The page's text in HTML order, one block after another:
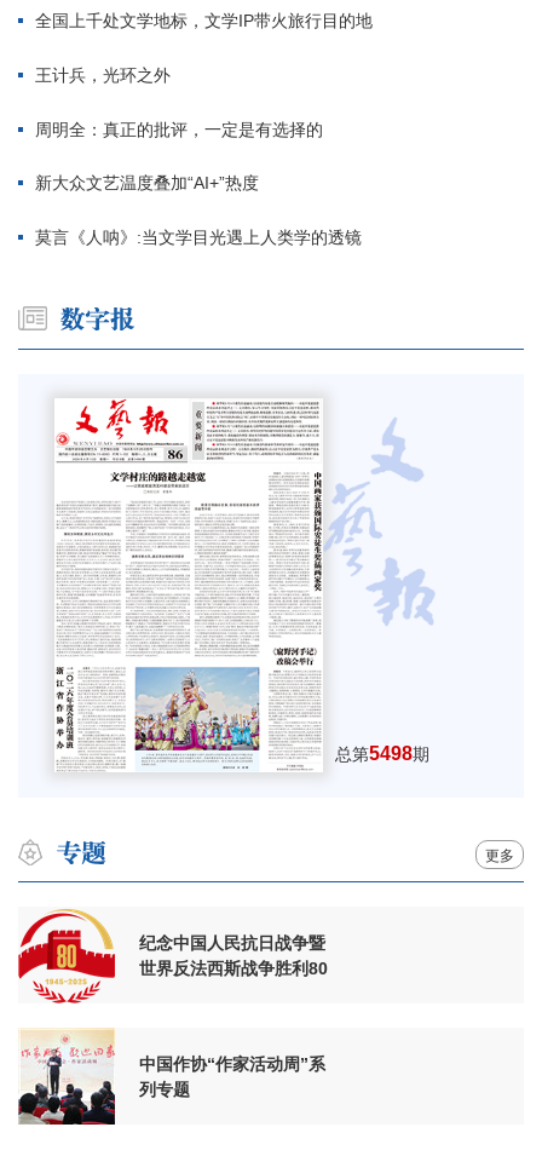
全国上千处文学地标，文学IP带火旅行目的地
王计兵，光环之外
周明全：真正的批评，一定是有选择的
新大众文艺温度叠加“AI+”热度
莫言《人呐》:当文学目光遇上人类学的透镜
总第5498期
更多
纪念中国人民抗日战争暨
世界反法西斯战争胜利80
中国作协“作家活动周”系
列专题